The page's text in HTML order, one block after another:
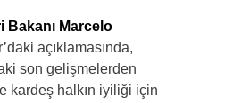
Bakanı Marcelo
açıklamasında,
son gelişmelerden
kardeş halkın iyiliği için